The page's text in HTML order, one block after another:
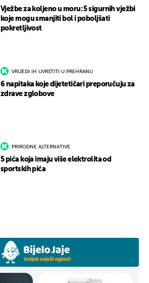
Vježbe za koljeno u moru: 5 sigurnih vježbi
koje mogu smanjiti bol i poboljšati
pokretljivost
VRIJEDI IH UVRSTITI U PREHRANU
6 napitaka koje dijetetičari preporučuju za
zdrave zglobove
PRIRODNE ALTERNATIVE
5 pića koja imaju više elektrolita od
sportskih pića